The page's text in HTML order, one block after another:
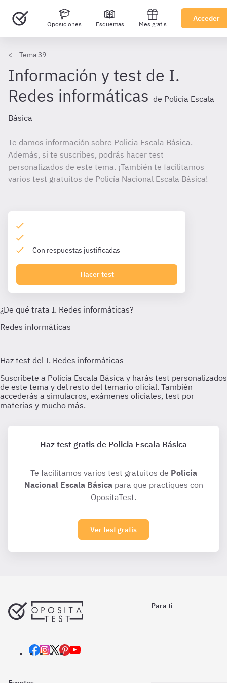
Oposiciones Esquemas Mes gratis
Acceder
Tema 39
Información y test de I.
Redes informáticas de Policia Escala
Básica
Te damos información sobre Policia Escala Básica.
Además, si te suscribes, podrás hacer test
personalizados de este tema. ¡También te facilitamos
varios test gratuitos de Policía Nacional Escala Básica!
Con respuestas justificadas
Hacer test
Haz test gratis de Policia Escala Básica
Te facilitamos varios test gratuitos de Policía
Nacional Escala Básicapara que practiques con
OpositaTest.
Ver test gratis
Para ti